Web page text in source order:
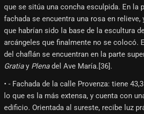
que se sitúa una concha esculpida. En la
fachada se encuentra una rosa en
que habrían sido la base de la escultura
arcángeles que finalmente no se colocó.
del chaflán se encuentran en la parte
Gratiay Plenadel Ave María.[36]​.
• - Fachada de la calle Provenza: tiene
lo que es la más extensa, y cuenta con
edificio. Orientada al sureste, recibe luz